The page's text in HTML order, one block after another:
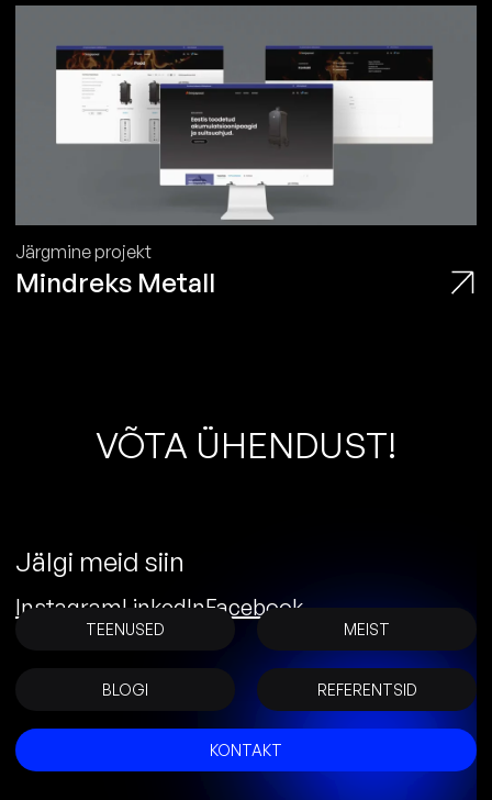
Järgmine projekt
Mindreks Metall
VÕTA ÜHENDUST!
Jälgi meid siin
InstagramLinkedInFacebook
TEENUSED MEIST
BLOGI REFERENTSID
KONTAKT